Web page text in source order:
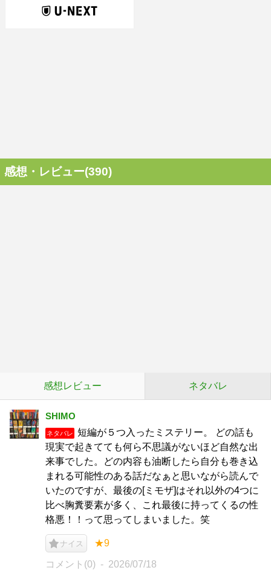
感想・レビュー(390)
感想レビュー ネタバレ
SHIMO
ネタバレ
短編が５つ入ったミステリー。 どの話も
現実で起きてても何ら不思議がないほど自然な出
来事でした。どの内容も油断したら自分も巻き込
まれる可能性のある話だなぁと思いながら読んで
いたのですが、最後の[ミモザ]はそれ以外の4つに
比べ胸糞要素が多く、これ最後に持ってくるの性
格悪！！って思ってしまいました。笑
ナイス ★9
コメント(0) 2026/07/18